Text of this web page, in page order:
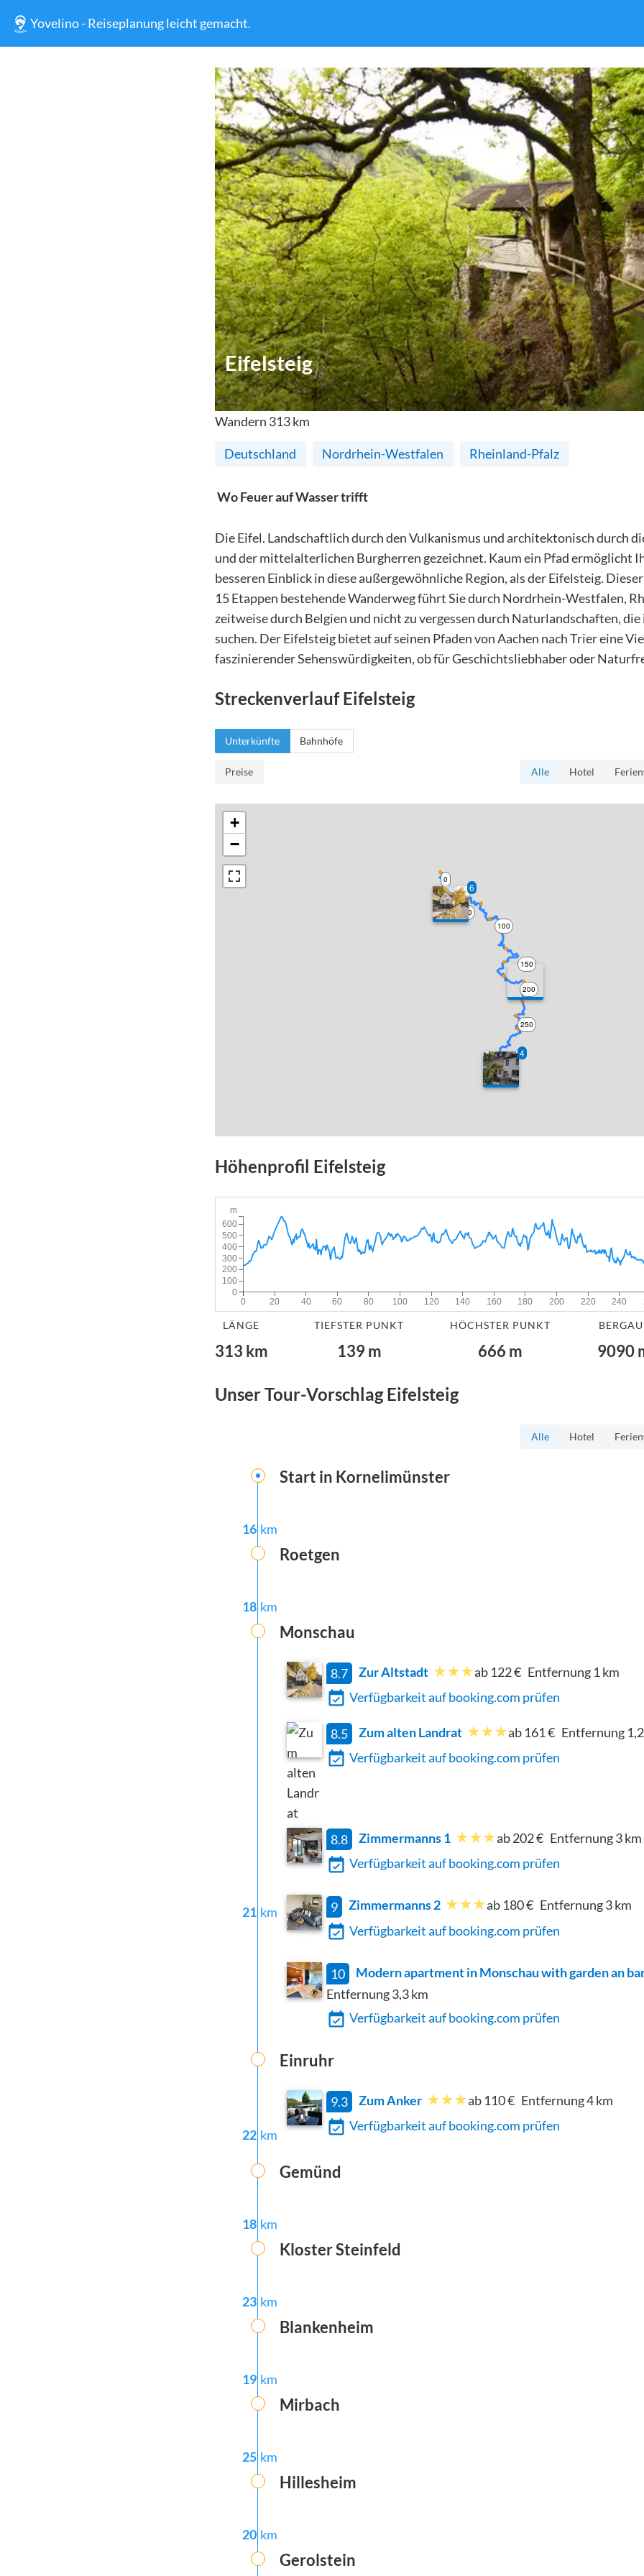
Yovelino - Reiseplanung leicht gemacht.
Eifelsteig
Wandern 313km
Deutschland Nordrhein-Westfalen Rheinland-Pfalz
Wo Feuer auf Wasser trifft
Die Eifel. Landschaftlich durch den Vulkanismus und architektonisch durch
und der mittelalterlichen Burgherren gezeichnet. Kaum ein Pfad ermöglicht
besseren Einblick in diese außergewöhnliche Region, als der Eifelsteig.
15 Etappen bestehende Wanderweg führt Sie durch Nordrhein-Westfalen,
zeitweise durch Belgien und nicht zu vergessen durch Naturlandschaften,
suchen. Der Eifelsteig bietet auf seinen Pfaden von Aachen nach Trier eine
faszinierender Sehenswürdigkeiten, ob für Geschichtsliebhaber oder
StreckenverlaufEifelsteig
Unterkünfte Bahnhöfe
Preise Alle Hotel
6
4
0
50
100
150
200
250
300
+
−
Höhenprofil Eifelsteig
0 20 40 60 80 100 120 140 160 180 200 220 240
0
100
200
300
400
500
600
m
LÄNGE
313 km
TIEFSTER PUNKT
139m
HÖCHSTER PUNKT
666 m 9090
Unser Tour-VorschlagEifelsteig
Alle Hotel
Start in Kornelimünster
16 km
Roetgen
18 km
Monschau
8.7 Zur Altstadt ab 122 € Entfernung 1 km
Verfügbarkeit auf booking.com prüfen
8.5 Zum alten Landrat ab 161 € Entfernung 1,2
Verfügbarkeit auf booking.com prüfen
8.8 Zimmermanns 1 ab 202 € Entfernung3km
Verfügbarkeit auf booking.com prüfen
9 Zimmermanns 2 ab 180 € Entfernung3km
Verfügbarkeit auf booking.com prüfen
10
Modern apartment in Monschau with garden an
Entfernung3,3km
Verfügbarkeit auf booking.com prüfen
21 km
Einruhr
9.3 Zum Anker ab 110 € Entfernung4km
Verfügbarkeit auf booking.com prüfen
22 km
Gemünd
18 km
Kloster Steinfeld
23 km
Blankenheim
19 km
Mirbach
25 km
Hillesheim
20 km
Gerolstein